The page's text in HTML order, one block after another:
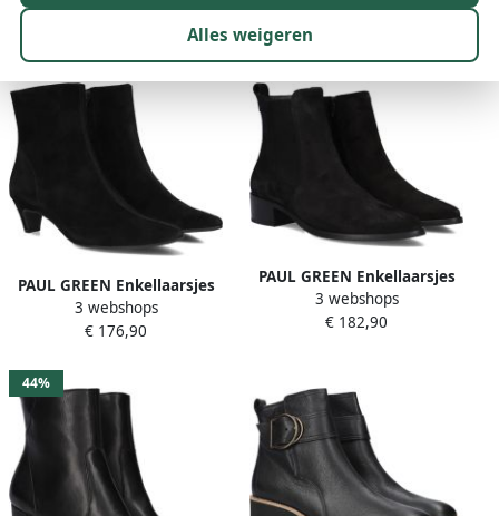
85 resultaten:
PAUL GREEN Enkellaarsjes
Dames 8288 Maat: 37
Materiaal: Suède Kleur:
3 webshops
€ 176,90
PAUL GREEN Enkellaarsjes
Dames 8271 Maat: 37
Materiaal: Suède Kleur:
3 webshops
€ 182,90
44%
Alles weigeren